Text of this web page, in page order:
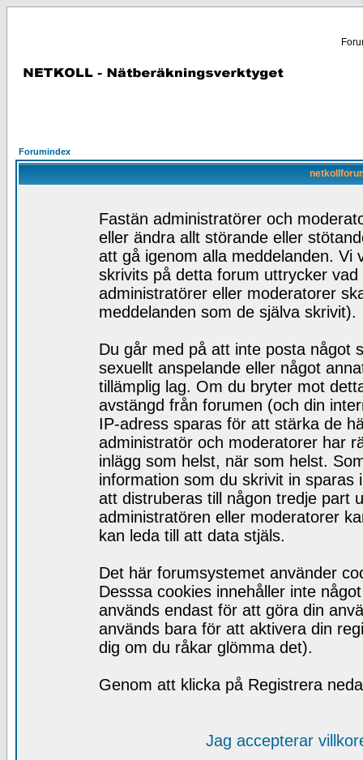
Forumindex
Fastän administratörer och
eller ändra allt störande eller
att gå igenom alla meddelanden. Vi
skrivits på detta forum uttrycker
administratörer eller moderatorer
meddelanden som de själva skrivit).
Du går med på att inte posta något
sexuellt anspelande eller något
tillämplig lag. Om du bryter mot
avstängd från forumen (och din
IP-adress sparas för att stärka de
administratör och moderatorer har
inlägg som helst, när som helst.
information som du skrivit in
att distruberas till någon tredje part
administratören eller moderatorer
kan leda till att data stjäls.
Det här forumsystemet använder
Desssa cookies innehåller inte
används endast för att göra din
används bara för att aktivera din
dig om du råkar glömma det).
Genom att klicka på Registrera
Jag accepterar